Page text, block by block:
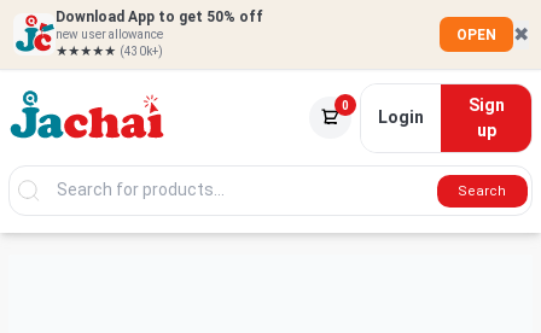
Download App to get 50% off
new user allowance
★★★★★ (430k+)
OPEN ✖
0
Login
Sign
up
Search